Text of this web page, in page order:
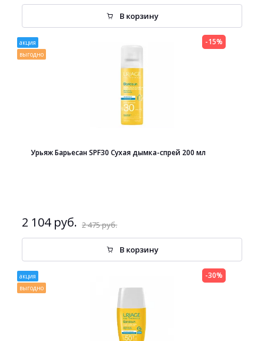
В корзину
акция
выгодно
Урьяж Барьесан SPF30 Сухая дымка-спрей 200 мл
2 104 руб. 2 475 руб.
-15%
В корзину
акция
выгодно
-30%